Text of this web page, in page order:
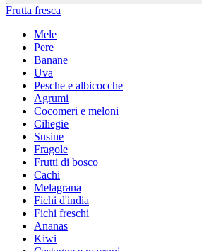
Frutta fresca
Mele
Pere
Banane
Uva
Pesche e albicocche
Agrumi
Cocomeri e meloni
Ciliegie
Susine
Fragole
Frutti di bosco
Cachi
Melagrana
Fichi d'india
Fichi freschi
Ananas
Kiwi